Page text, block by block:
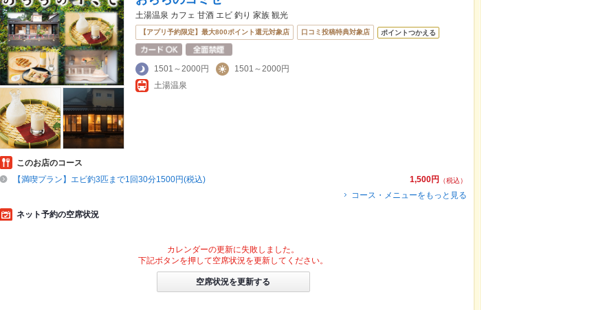
土湯温泉 カフェ 甘酒 エビ 釣り 家族 観光
【アプリ予約限定】最大800ポイント還元対象店 口コミ投稿特典対象店 ポイントつかえる
1501～2000円
1501～2000円
土湯温泉
このお店のコース
1,500円
（税込）
【満喫プラン】エビ釣3匹まで1回30分1500円(税込)
コース・メニューをもっと見る
ネット予約の空席状況
カレンダーの更新に失敗しました。
下記ボタンを押して空席状況を更新してください。
空席状況を更新する